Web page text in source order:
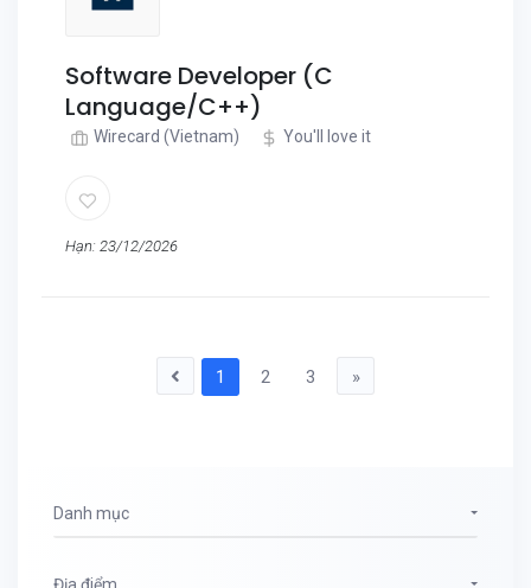
Software Developer (C
Language/C++)
Wirecard (Vietnam) You'll love it
Hạn: 23/12/2026
1 2 3 »
Danh mục